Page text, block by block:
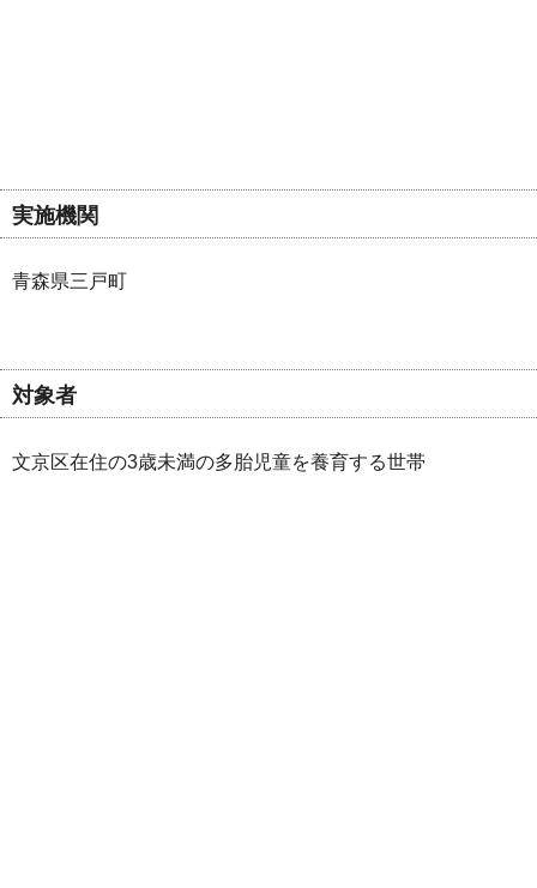
実施機関
青森県三戸町
対象者
文京区在住の3歳未満の多胎児童を養育する世帯